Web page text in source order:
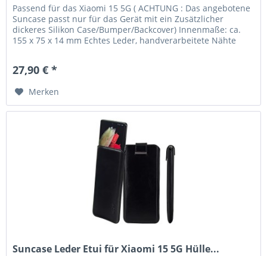
Passend für das Xiaomi 15 5G ( ACHTUNG : Das angebotene
Suncase passt nur für das Gerät mit ein Zusätzlicher
dickeres Silikon Case/Bumper/Backcover) Innenmaße: ca.
155 x 75 x 14 mm Echtes Leder, handverarbeitete Nähte
27,90 € *
Merken
Suncase Leder Etui für Xiaomi 15 5G Hülle...